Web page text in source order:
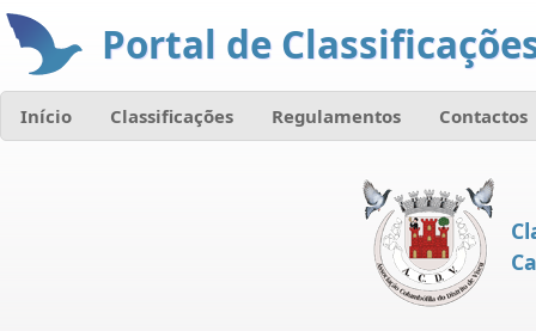
Portal de
Início Classificações Regulamentos Contactos